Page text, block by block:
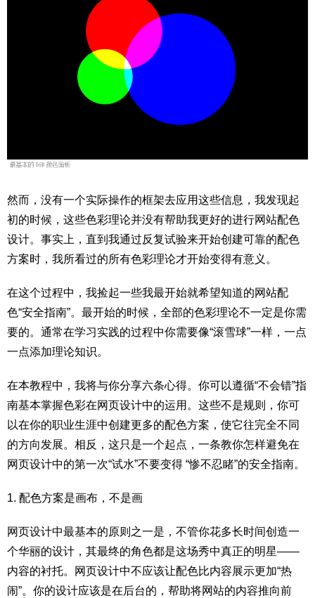
然而，没有一个实际操作的框架去应用这些信息，我发现起
初的时候，这些色彩理论并没有帮助我更好的进行网站配色
设计。事实上，直到我通过反复试验来开始创建可靠的配色
方案时，我所看过的所有色彩理论才开始变得有意义。
在这个过程中，我捡起一些我最开始就希望知道的网站配
色“安全指南”。最开始的时候，全部的色彩理论不一定是你需
要的。通常在学习实践的过程中你需要像“滚雪球”一样，一点
一点添加理论知识。
在本教程中，我将与你分享六条心得。你可以遵循“不会错”指
南基本掌握色彩在网页设计中的运用。这些不是规则，你可
以在你的职业生涯中创建更多的配色方案，使它往完全不同
的方向发展。相反，这只是一个起点，一条教你怎样避免在
网页设计中的第一次“试水”不要变得 “惨不忍睹”的安全指南。
1. 配色方案是画布，不是画
网页设计中最基本的原则之一是，不管你花多长时间创造一
个华丽的设计，其最终的角色都是这场秀中真正的明星——
内容的衬托。网页设计中不应该让配色比内容展示更加“热
闹”。你的设计应该是在后台的，帮助将网站的内容推向前